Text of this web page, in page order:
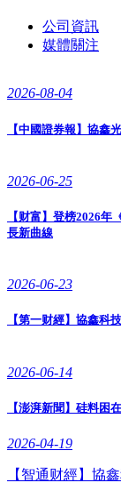
公司資訊
媒體關注
2026-08-04
【中國證券報】協鑫
2026-06-25
【财富】登榜2026
長新曲線
2026-06-23
【第一财經】協鑫科
2026-06-14
【澎湃新聞】硅料困
2026-04-19
【智通财經】協